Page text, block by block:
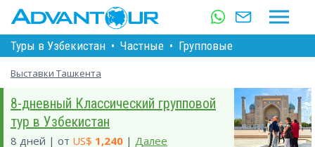
Туры в Узбекистан • Частные • Групповые
Выставки Ташкента
8-дневный Классический групповой
тур в Узбекистан
8 дней | от US$ 1,240 | Далее